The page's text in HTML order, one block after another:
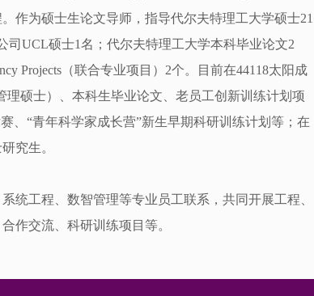
。作为硕士生论文导师，指导代尔夫特理工大学硕士21
司UCL硕士1名；代尔夫特理工大学本科毕业论文2
Projects（联合专业项目）2个。目前在44118太阳成
硕士）、本科生毕业论文、老员工创新训练计划项
、“青年科学家成长营”新生早期科研训练计划等；在
究生。
统工程、数智管理等专业员工联系，共同开展工程、
作交流、科研训练项目等。